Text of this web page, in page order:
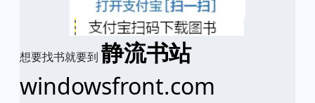
想要找书就要到 静流书站
windowsfront.com